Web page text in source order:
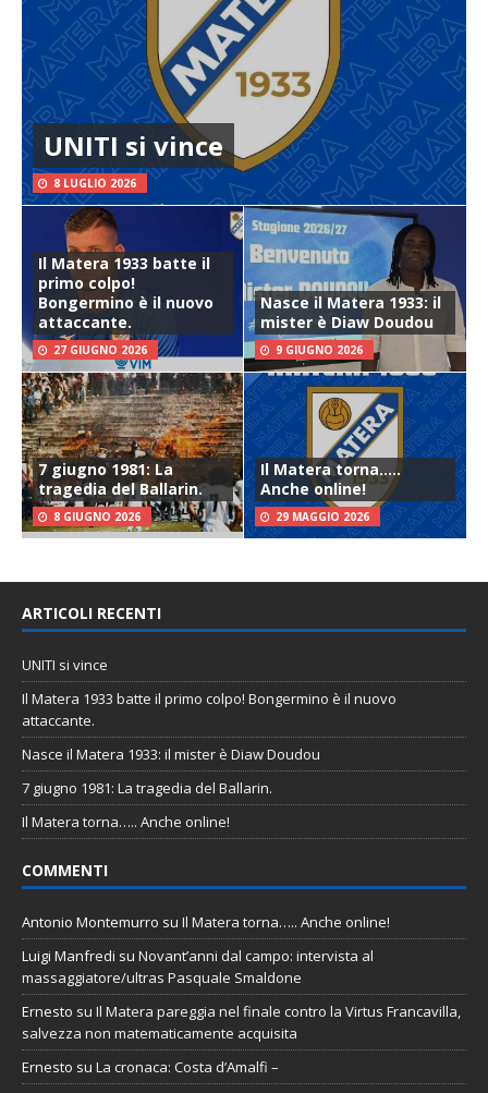
UNITI si vince
8 LUGLIO 2026
Il Matera 1933 batte il
primo colpo!
Bongermino è il nuovo
attaccante.
27 GIUGNO 2026
Nasce il Matera 1933: il
mister è Diaw Doudou
9 GIUGNO 2026
7 giugno 1981: La
tragedia del Ballarin.
8 GIUGNO 2026
Il Matera torna…..
Anche online!
29 MAGGIO 2026
ARTICOLI RECENTI
UNITI si vince
Il Matera 1933 batte il primo colpo! Bongermino è il nuovo
attaccante.
Nasce il Matera 1933: il mister è Diaw Doudou
7 giugno 1981: La tragedia del Ballarin.
Il Matera torna….. Anche online!
COMMENTI
Antonio Montemurro su Il Matera torna….. Anche online!
Luigi Manfredi su Novant’anni dal campo: intervista al
massaggiatore/ultras Pasquale Smaldone
Ernesto su Il Matera pareggia nel finale contro la Virtus Francavilla,
salvezza non matematicamente acquisita
Ernesto su La cronaca: Costa d’Amalfi –